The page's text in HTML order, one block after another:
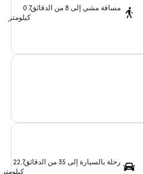
مسافة مشي إلى 8 من الدقائق
0.7
كيلومتر
رحلة بالسيارة إلى 35 من الدقائق
22.7
كيلومتر